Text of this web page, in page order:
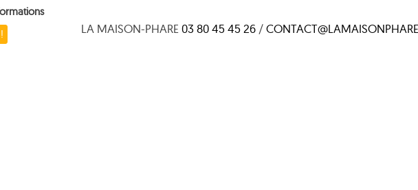
LA MAISON-PHARE03 80 45 45 26 /